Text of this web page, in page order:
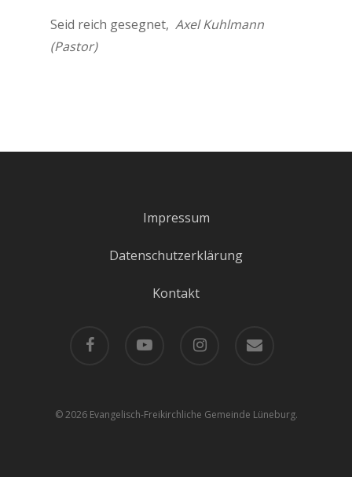
Seid reich gesegnet, Axel Kuhlmann
(Pastor)
Impressum
Datenschutzerklärung
Kontakt
facebook instagram
© 2026 Evangelisch-Freikirchliche Gemeinde Lüneburg.